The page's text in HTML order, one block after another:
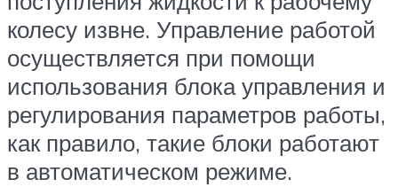
колесу извне. Управление работой
осуществляется при помощи
использования блока управления и
регулирования параметров работы,
как правило, такие блоки работают
в автоматическом режиме.